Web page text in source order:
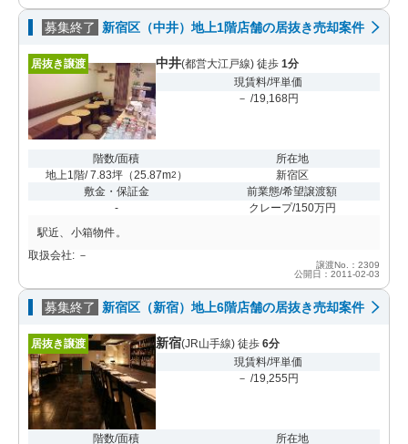
募集終了 新宿区（中井）地上1階店舗の居抜き売却案件
居抜き譲渡 中井(都営大江戸線) 徒歩 1分
現賃料/坪単価
－ /19,168円
階数/面積
地上1階/ 7.83坪（25.87m2 ）
所在地
新宿区
敷金・保証金
-
前業態/希望譲渡額
クレープ/150万円
駅近、小箱物件。
取扱会社: －
譲渡No.：2309
公開日：2011-02-03
募集終了 新宿区（新宿）地上6階店舗の居抜き売却案件
居抜き譲渡 新宿(JR山手線) 徒歩 6分
現賃料/坪単価
－ /19,255円
階数/面積
所在地